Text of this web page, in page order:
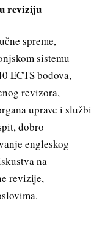
reviziju
spreme,
sistemu
ECTS bodova,
revizora,
uprave i službi
dobro
engleskog
na
revizije,